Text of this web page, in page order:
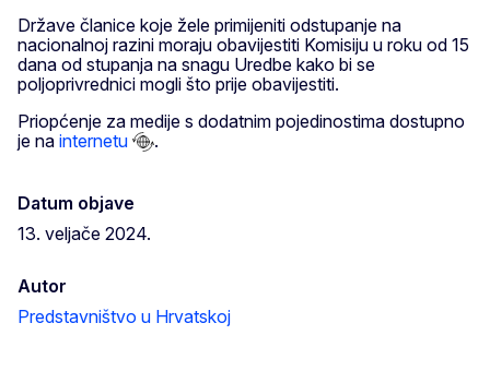
Države članice koje žele primijeniti odstupanje na
nacionalnoj razini moraju obavijestiti Komisiju u roku od 15
dana od stupanja na snagu Uredbe kako bi se
poljoprivrednici mogli što prije obavijestiti.
Priopćenje za medije s dodatnim pojedinostima dostupno
je na internetu .
Datum objave
13. veljače 2024.
Autor
Predstavništvo u Hrvatskoj